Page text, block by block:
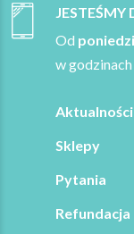
JESTEŚMY
Od
w
Aktualności
Sklepy
Pytania
Refundacja